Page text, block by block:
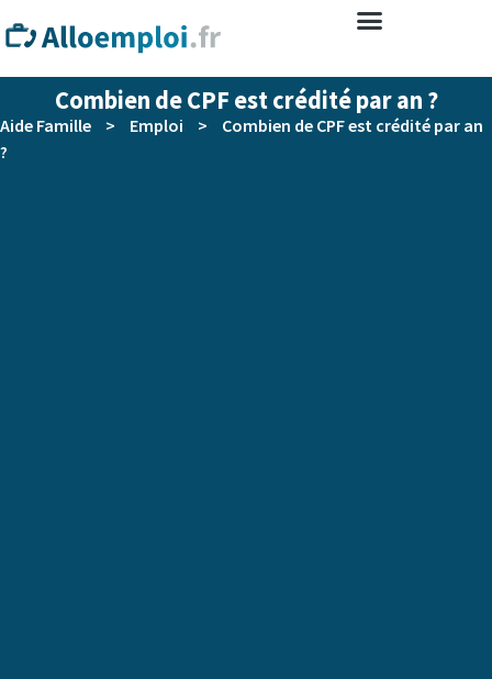
Combien de CPF est crédité par an ?
Aide Famille > Emploi >
Combien de CPF est crédité par an
?